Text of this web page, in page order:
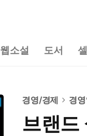
웹소설 도서
경영/경제 경
브랜드